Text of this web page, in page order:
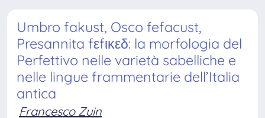
Umbro fakust, Osco fefacust,
Presannita fεfικεδ: la morfologia del
Perfettivo nelle varietà sabelliche e
nelle lingue frammentarie dell’Italia
antica
Francesco Zuin